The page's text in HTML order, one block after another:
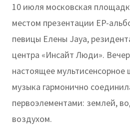
10 июля московская
местом презентации EP-
певицы Елены Jaya,
центра «Инсайт Люди».
настоящее мультисенсорное
музыка гармонично
первоэлементами: землей,
воздухом.